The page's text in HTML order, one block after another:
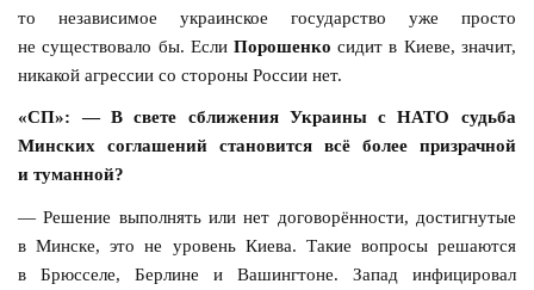
то независимое украинское государство уже просто
не существовало бы. Если Порошенко сидит в Киеве, значит,
никакой агрессии со стороны России нет.
«СП»: — В свете сближения Украины с НАТО судьба
Минских соглашений становится всё более призрачной
и туманной?
— Решение выполнять или нет договорённости, достигнутые
в Минске, это не уровень Киева. Такие вопросы решаются
в Брюсселе, Берлине и Вашингтоне. Запад инфицировал